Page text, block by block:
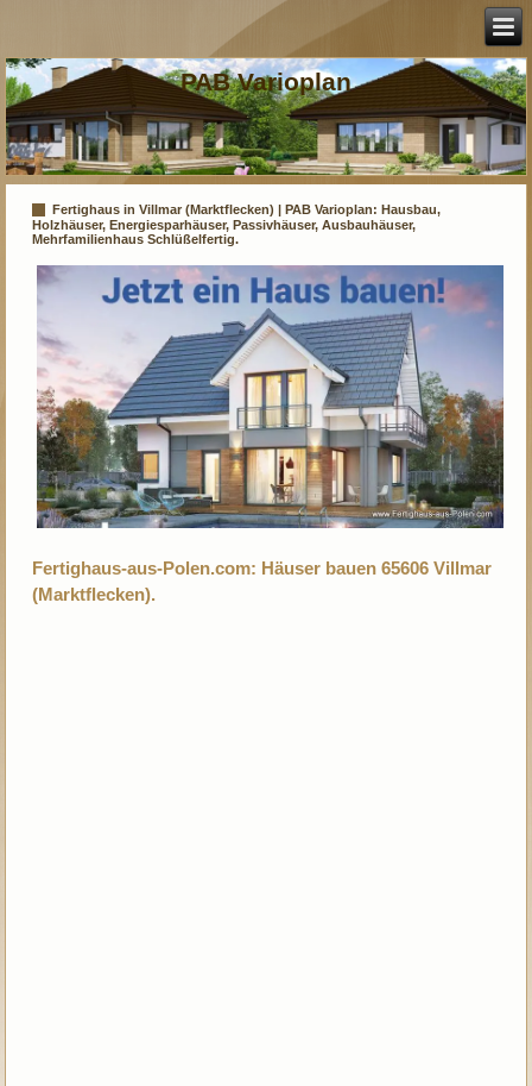
PAB Varioplan
Fertighaus in Villmar (Marktflecken) | PAB Varioplan: Hausbau,
Holzhäuser, Energiesparhäuser, Passivhäuser, Ausbauhäuser,
Mehrfamilienhaus Schlüßelfertig.
Fertighaus-aus-Polen.com: Häuser bauen 65606 Villmar
(Marktflecken).